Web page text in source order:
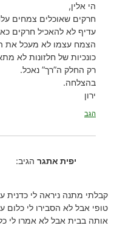
הי אלין,
חרקים שאוכלים צמחים
עדיף לא להאכיל חרקים
הצמח עצמו לא מעכל את
כונכיות של חלזונות לא
רק החלק ה”רך” נאכל.
בהצלחה.
ירון
הגב
יפית אתגר הגיב:
קבלתי מתנה ניראה לי כדנית
טופי אבל לא הסבירו לי כלום
אותה בבית אבל לא אמרו לי